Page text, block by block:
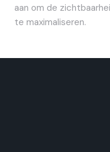
aan om de
te maximaliseren.